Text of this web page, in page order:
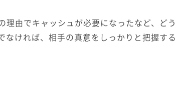
由でキャッシュが必要になったなど、どう
なければ、相手の真意をしっかりと把握する